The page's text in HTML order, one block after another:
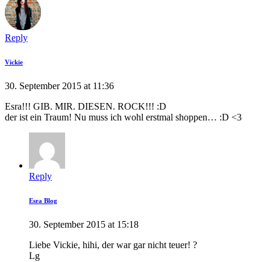
Reply
Vickie
30. September 2015 at 11:36
Esra!!! GIB. MIR. DIESEN. ROCK!!! :D
der ist ein Traum! Nu muss ich wohl erstmal shoppen… :D <3
Reply
Esra Blog
30. September 2015 at 15:18
Liebe Vickie, hihi, der war gar nicht teuer! ?
Lg